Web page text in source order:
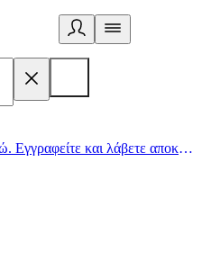
Ο υγιεινός τρόπος ζωής ξεκινά εδώ. Εγγραφείτε και λάβετε αποκλειστικές προσφορές